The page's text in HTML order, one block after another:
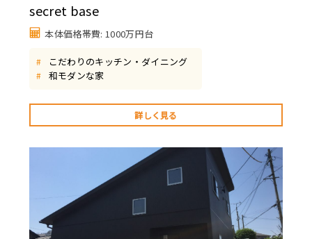
secret base
本体価格帯費: 1000万円台
# こだわりのキッチン・ダイニング
# 和モダンな家
詳しく見る